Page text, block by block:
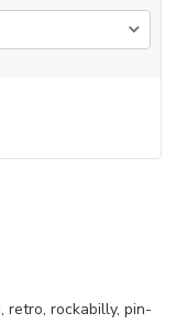
retro, rockabilly, pin-